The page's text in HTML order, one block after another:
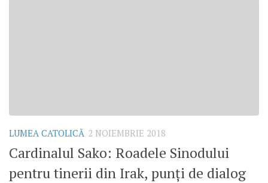
LUMEA CATOLICĂ 2 NOIEMBRIE 2018
Cardinalul Sako: Roadele Sinodului
pentru tinerii din Irak, punți de dialog